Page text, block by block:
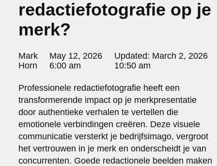
portraits 2
portraits 3
fd gazellen 2014
het zuiderlicht
thomas van luyn
parool christmas special
editorial
travel
commercial
fashion
contact
redactiefotografie op je
merk?
Posted
by:
Mark
Horn
May 12, 2026
6:00 am
Updated: March 2, 2026
10:50 am
Professionele redactiefotografie heeft een
transformerende impact op je merkpresentatie
door authentieke verhalen te vertellen die
emotionele verbindingen creëren. Deze visuele
communicatie versterkt je bedrijfsimago, vergroot
het vertrouwen in je merk en onderscheidt je van
concurrenten. Goede redactionele beelden maken